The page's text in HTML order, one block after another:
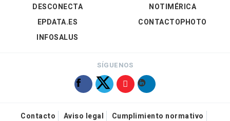
DESCONECTA
EPDATA.ES
INFOSALUS
NOTIMÉRICA
CONTACTOPHOTO
SÍGUENOS
Contacto Aviso legal Cumplimiento normativo